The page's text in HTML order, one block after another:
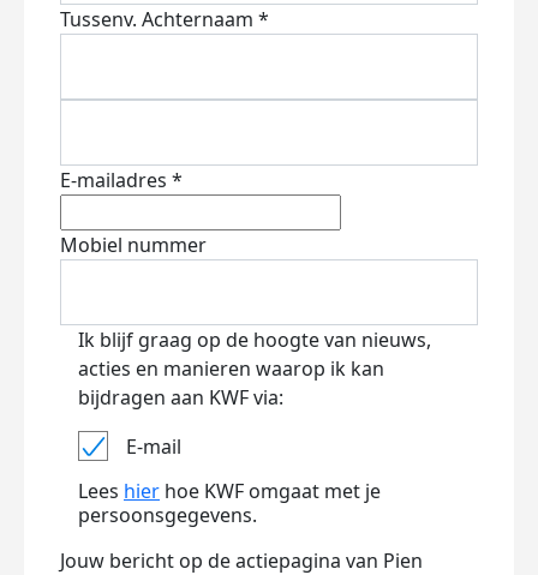
Tussenv. Achternaam *
E-mailadres *
Mobiel nummer
Ik blijf graag op de hoogte van nieuws,
acties en manieren waarop ik kan
bijdragen aan KWF via:
E-mail
Lees hier hoe KWF omgaat met je
persoonsgegevens.
Jouw bericht op de actiepagina van Pien